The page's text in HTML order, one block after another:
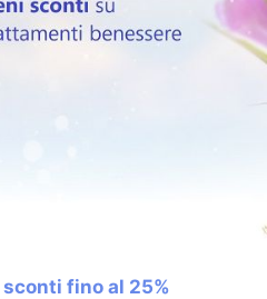
fino al 25%